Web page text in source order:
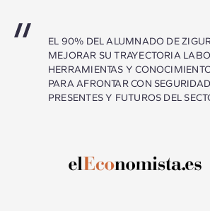
EL 90% DEL ALUMNADO DE
MEJORAR SU TRAYECTORIA
HERRAMIENTAS Y
PARA AFRONTAR CON
PRESENTES Y FUTUROS DEL